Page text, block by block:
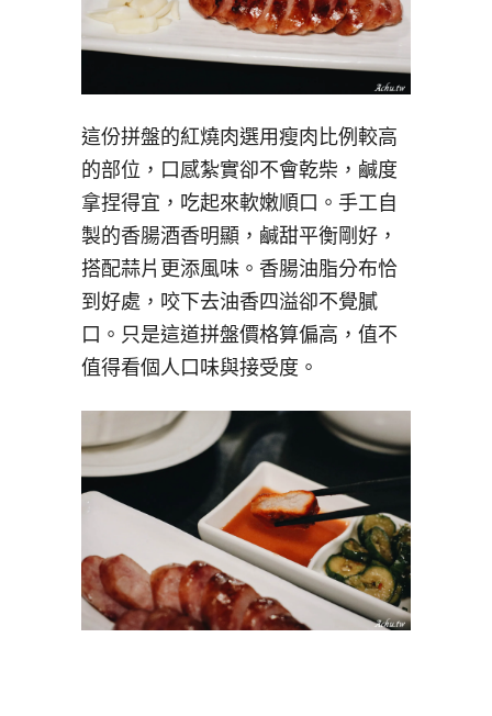
這份拼盤的紅燒肉選用瘦肉比例較高
的部位，口感紮實卻不會乾柴，鹹度
拿捏得宜，吃起來軟嫩順口。手工自
製的香腸酒香明顯，鹹甜平衡剛好，
搭配蒜片更添風味。香腸油脂分布恰
到好處，咬下去油香四溢卻不覺膩
口。只是這道拼盤價格算偏高，值不
值得看個人口味與接受度。